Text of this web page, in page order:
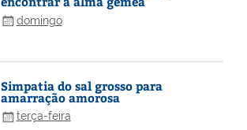
domingo
Simpatia do sal grosso para
amarração amorosa
terça-feira